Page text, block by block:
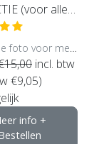
(voor alle vl
incl. btw
€9,05)
info +